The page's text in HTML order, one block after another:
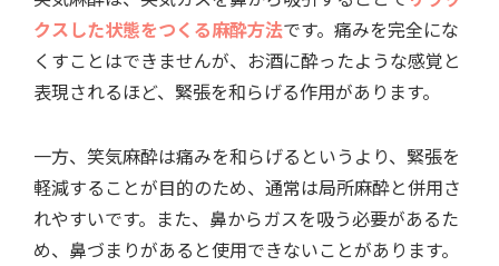
クスした状態をつくる麻酔方法です。痛みを完全にな
くすことはできませんが、お酒に酔ったような感覚と
表現されるほど、緊張を和らげる作用があります。
一方、笑気麻酔は痛みを和らげるというより、緊張を
軽減することが目的のため、通常は局所麻酔と併用さ
れやすいです。また、鼻からガスを吸う必要があるた
め、鼻づまりがあると使用できないことがあります。